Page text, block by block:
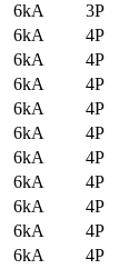
6kA
3P
6kA
4P
6kA
4P
6kA
4P
6kA
4P
6kA
4P
6kA
4P
6kA
4P
6kA
4P
6kA
4P
6kA 4P